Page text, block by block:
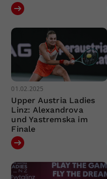
01.02.2025
Upper Austria Ladies
Linz: Alexandrova
und Yastremska im
Finale